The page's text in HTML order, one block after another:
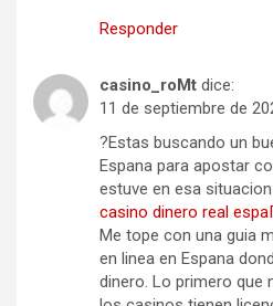
Responder
casino_roMt dice:
11 de septiembre de
?Estas buscando un
Espana para apostar
estuve en esa
casino dinero real
Me tope con una guia
en linea en Espana
dinero. Lo primero que